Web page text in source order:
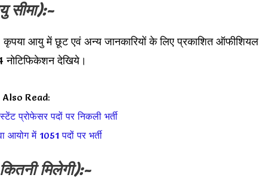
सीमा):-
कृपया आयु में छूट एवं अन्य जानकारियों के लिए प्रकाशित ऑफीशियल
देखिये।
Also Read:
प्रोफेसर पदों पर निकली भर्ती
आयोग में 1051 पदों पर भर्ती
मिलेगी):-